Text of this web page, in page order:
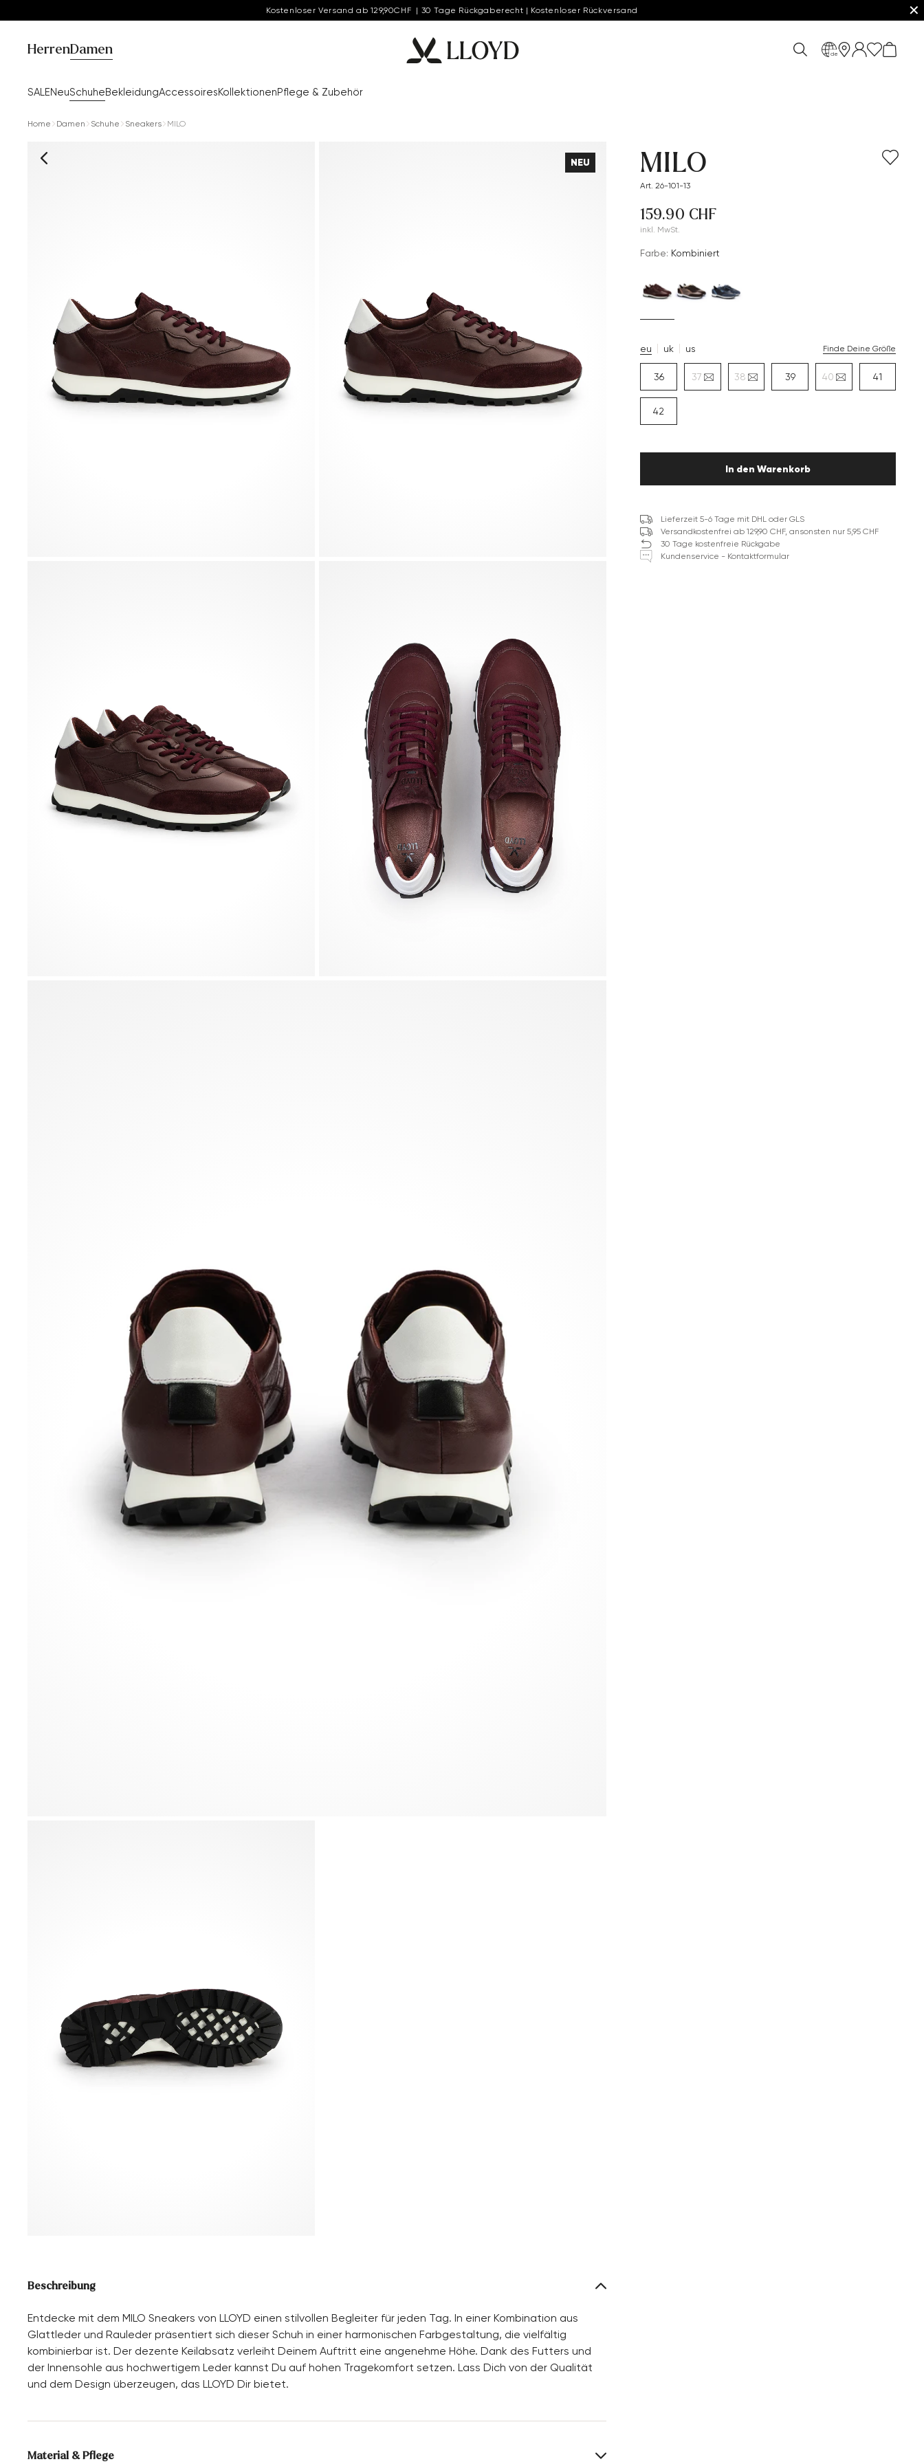
Kostenloser Versand ab 129,90CHF | 30 Tage Rückgaberecht | Kostenloser Rückversand ✕
HerrenDamen
SALENeuSchuheBekleidungAccessoiresKollektionenPflege & Zubehör
de
Home Damen Schuhe Sneakers MILO
NEU
Beschreibung
Entdecke mit dem MILO Sneakers von LLOYD einen stilvollen Begleiter für jeden Tag. In einer Kombination aus
Glattleder und Rauleder präsentiert sich dieser Schuh in einer harmonischen Farbgestaltung, die vielfältig
kombinierbar ist. Der dezente Keilabsatz verleiht Deinem Auftritt eine angenehme Höhe. Dank des Futters und
der Innensohle aus hochwertigem Leder kannst Du auf hohen Tragekomfort setzen. Lass Dich von der Qualität
und dem Design überzeugen, das LLOYD Dir bietet.
Material & Pflege
MILO
Art. 26-101-13
159.90 CHF
inkl. MwSt.
Farbe: Kombiniert
eu uk us Finde Deine Größe
36 37 38 39 40 41
42
In den Warenkorb
Lieferzeit 5-6 Tage mit DHL oder GLS
Versandkostenfrei ab 129,90 CHF, ansonsten nur 5,95 CHF
30 Tage kostenfreie Rückgabe
Kundenservice - Kontaktformular